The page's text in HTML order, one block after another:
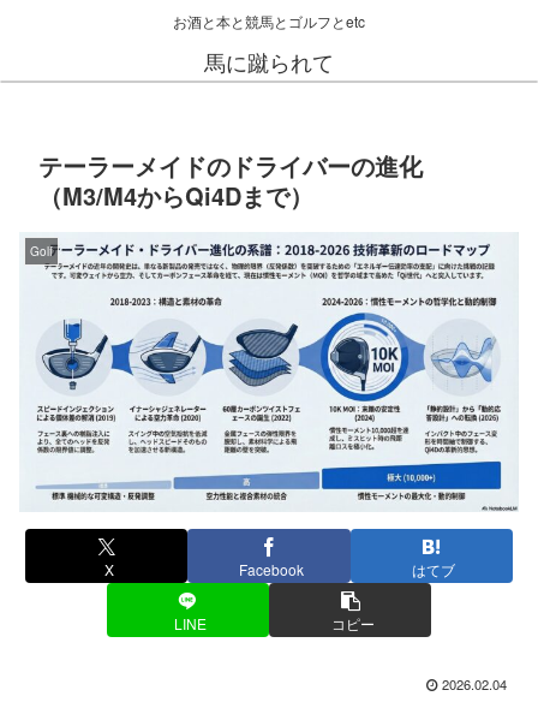
お酒と本と競馬とゴルフとetc
馬に蹴られて
テーラーメイドのドライバーの進化
（M3/M4からQi4Dまで）
Golf
X Facebook はてブ
LINE コピー
2026.02.04